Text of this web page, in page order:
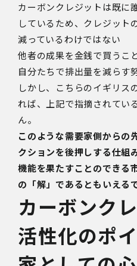
カーボンクレジットは既に
しているため、クレジット
減っているわけではない
他者の成果を金銭で買うこ
自分たちで排出量を減らす
しかし、こちらのイギリス
れば、上記で指摘されてい
ん。
このような需要家側からの
クションを後押しする仕組
機能を果たすことのできる
の「解」であるともいえる
カーボンク
活性化のポ